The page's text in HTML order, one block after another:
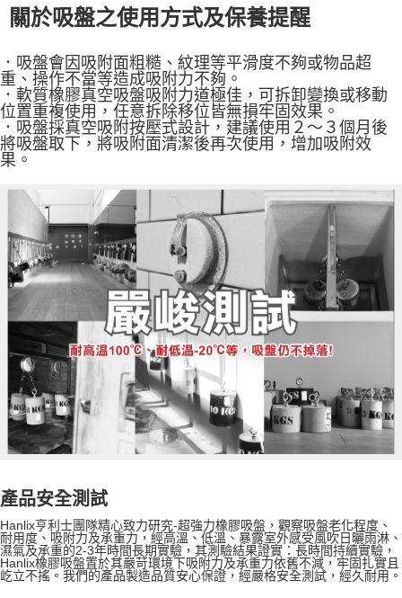
關於吸盤之使用方式及保養提醒
．吸盤會因吸附面粗糙、紋理等平滑度不夠或物品超
重、操作不當等造成吸附力不夠。
．軟質橡膠真空吸盤吸附力道極佳，可拆卸變換或移動
位置重複使用，任意拆除移位皆無損牢固效果。
．吸盤採真空吸附按壓式設計，建議使用２～３個月後
將吸盤取下，將吸附面清潔後再次使用，增加吸附效
果。
產品安全測試
Hanlix亨利士團隊精心致力研究-超強力橡膠吸盤，觀察吸盤老化程度、
耐用度、吸附力及承重力，經高溫、低溫、暴露室外感受風吹日曬雨淋、
濕氣及承重的2-3年時間長期實驗，其測驗結果證實：長時間持續實驗，
Hanlix橡膠吸盤置於其嚴苛環境下吸附力及承重力依舊不減，牢固扎實且
屹立不搖。我們的產品製造品質安心保證，經嚴格安全測試，經久耐用。